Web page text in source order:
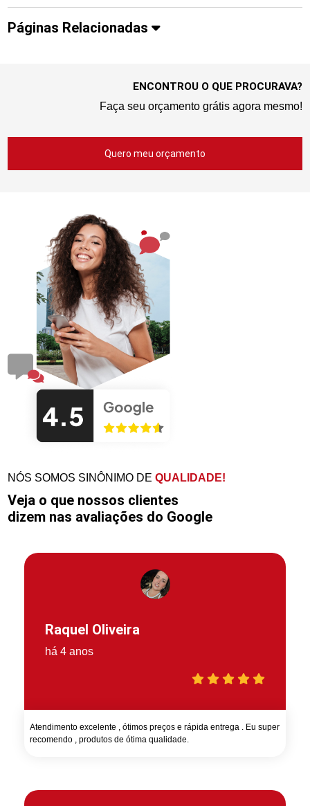
Páginas Relacionadas
ENCONTROU O QUE PROCURAVA?
Faça seu orçamento grátis agora mesmo!
Quero meu orçamento
NÓS SOMOS SINÔNIMO DEQUALIDADE!
Veja o que nossos clientes
dizem nas avaliações do Google
Raquel Oliveira
há 4 anos
Atendimento excelente , ótimos preços e rápida entrega . Eu super
recomendo , produtos de ótima qualidade.